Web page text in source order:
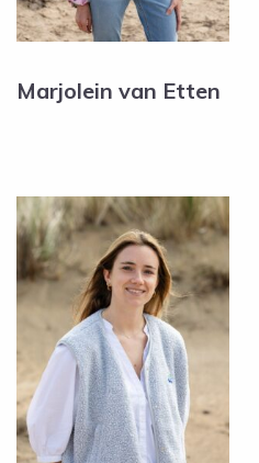
Marjolein van Etten